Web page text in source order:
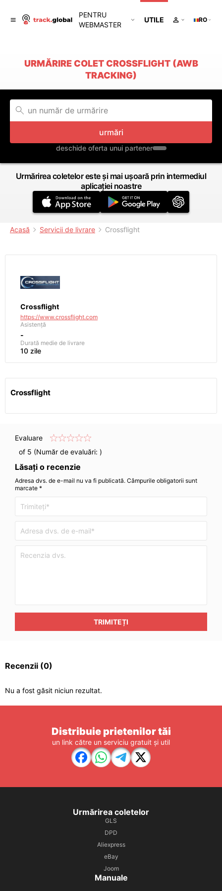
PENTRU
WEBMASTER
UTILE RO
URMĂRIRE COLET CROSSFLIGHT (AWB
TRACKING)
urmări
deschide oferta unui partener
Urmărirea coletelor este și mai ușoară prin intermediul
aplicației noastre
Acasă Servicii de livrare Crossflight
Crossflight
https://www.crossflight.com
Asistență
-
Durată medie de livrare
10 zile
Crossflight
Evaluare
of 5 (Număr de evaluări: )
Lăsați o recenzie
Adresa dvs. de e-mail nu va fi publicată. Câmpurile obligatorii sunt
marcate *
TRIMITEȚI
Recenzii (0)
Nu a fost găsit niciun rezultat.
Distribuie prietenilor tăi
un link către un serviciu gratuit și util
Urmărirea coletelor
GLS
DPD
Aliexpress
eBay
Joom
Manuale